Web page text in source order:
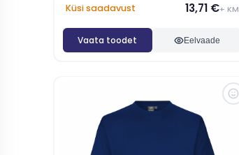
Küsi saadavust 13,71 €+ KM
Vaata toodet Eelvaade